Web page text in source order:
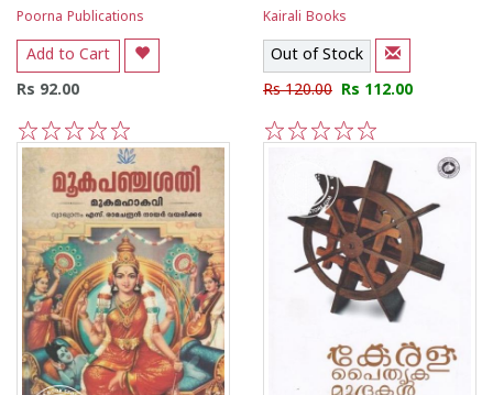
Poorna Publications
Add to Cart
Rs 92.00
5
4
3
2
1
Kairali Books
Out of Stock
Rs 120.00 Rs 112.00